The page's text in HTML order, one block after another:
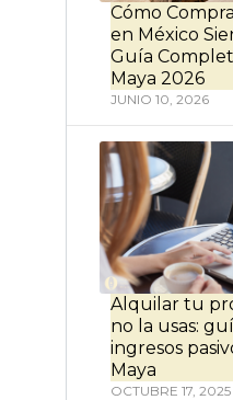
Cómo
en México
Guía
Maya 2026
JUNIO 10, 2026
Alquilar tu
no la usas:
ingresos
Maya
OCTUBRE 17, 2025